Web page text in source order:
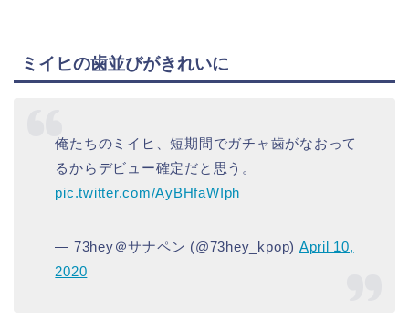
ミイヒの歯並びがきれいに
俺たちのミイヒ、短期間でガチャ歯がなおって
るからデビュー確定だと思う。
pic.twitter.com/AyBHfaWIph
— 73hey＠サナペン (@73hey_kpop) April 10,
2020